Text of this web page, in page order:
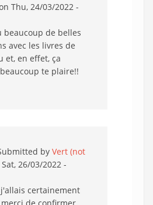
Thu, 24/03/2022 -
beaucoup de belles
avec les livres de
et, en effet, ça
te plaire!!
by Vert (not
26/03/2022 -
certainement